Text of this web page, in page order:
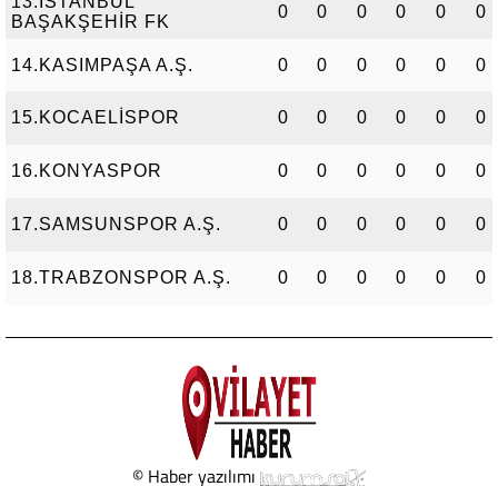
BAŞAKŞEHİR FK
0 0 0 0 0 0
14.KASIMPAŞA A.Ş. 0 0 0 0 0 0
15.KOCAELİSPOR 0 0 0 0 0 0
16.KONYASPOR 0 0 0 0 0 0
17.SAMSUNSPOR A.Ş. 0 0 0 0 0 0
18.TRABZONSPOR A.Ş. 0 0 0 0 0 0
© Haber yazılımı